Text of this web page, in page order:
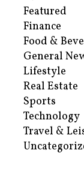
Featured
Finance
Food &
General
Lifestyle
Real Estate
Sports
Technology
Travel &